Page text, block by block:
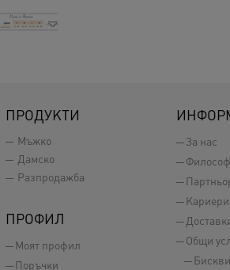
ПРОДУКТИ
Мъжко
Дамско
Разпродажба
ПРОФИЛ
Моят профил
Поръчки
За нас
Кариери
Общи